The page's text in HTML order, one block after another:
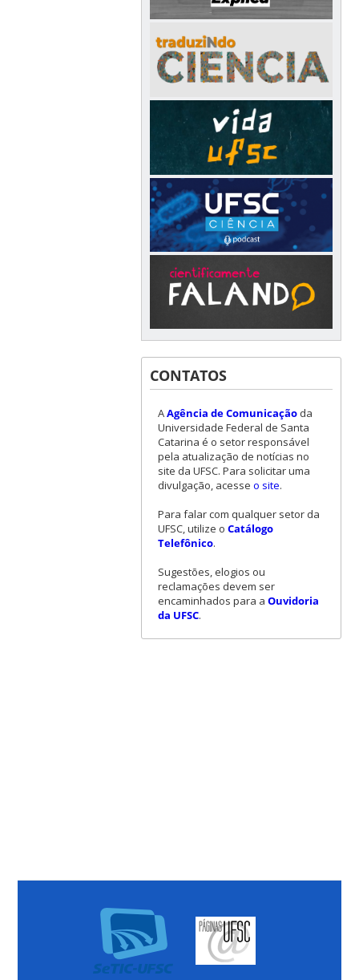
CONTATOS
AAgência de Comunicaçãoda
Universidade Federal de Santa
Catarina é o setor responsável
pela atualização de notícias no
site da UFSC. Para solicitar uma
divulgação, acesse o site.
Para falar com qualquer setor da
UFSC, utilize o Catálogo
Telefônico.
Sugestões, elogios ou
reclamações devem ser
encaminhados para a Ouvidoria
da UFSC.